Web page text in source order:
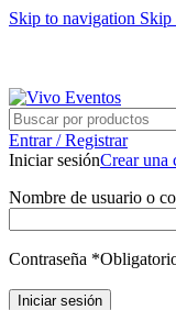
Skip to navigation Skip
Entrar / Registrar
Iniciar sesiónCrear una
Nombre de usuario o
Contraseña *
Iniciar sesión